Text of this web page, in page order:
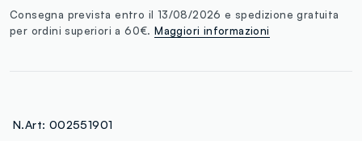
Consegna prevista entro il 13/08/2026 e spedizione gratuita
per ordini superiori a 60€.Maggiori informazioni
N.Art: 002551901